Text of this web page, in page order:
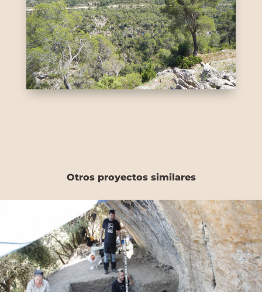
Otros proyectos similares